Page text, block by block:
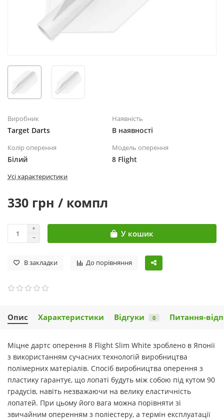
Виробник
Target Darts
Наявність
В наявності
Колір оперення
Білий
Модель оперення
8 Flight
Усі характеристики
330 грн / компл
У кошик
В закладки До порівняння
Опис Характеристики Відгуки 0 Питання-
Міцне дартс оперення 8 Flight Slim White зроблено в Японії
з використанням сучасних технологій виробництва
полімерних матеріалів. Спосіб виробництва оперення з
пластику гарантує, що лопаті будуть між собою під кутом 90
градусів, навіть незважаючи на велику еластичність
лопатей. При цьому його вага можна порівняти зі
звичайним оперенням з поліестеру, а термін експлуатації